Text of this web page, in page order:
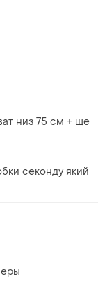
низ 75 см + ще
секонду який